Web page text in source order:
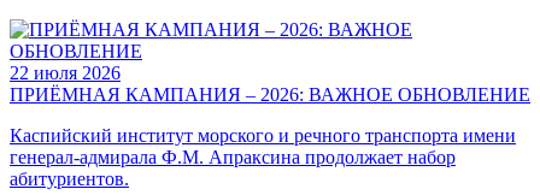
22 июля 2026
ПРИЁМНАЯ КАМПАНИЯ – 2026: ВАЖНОЕ ОБНОВЛЕНИЕ
Каспийский институт морского и речного транспорта имени
генерал-адмирала Ф.М. Апраксина продолжает набор
абитуриентов.